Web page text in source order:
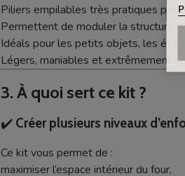
Piliers empilables très pratiques
Permettent de moduler la structure
Idéals pour les petits objets, les
Légers, maniables et extrêmement
3. À quoi sert ce kit ?
✔️ Créer plusieurs niveaux
Ce kit vous permet de :
maximiser l’espace intérieur du four,